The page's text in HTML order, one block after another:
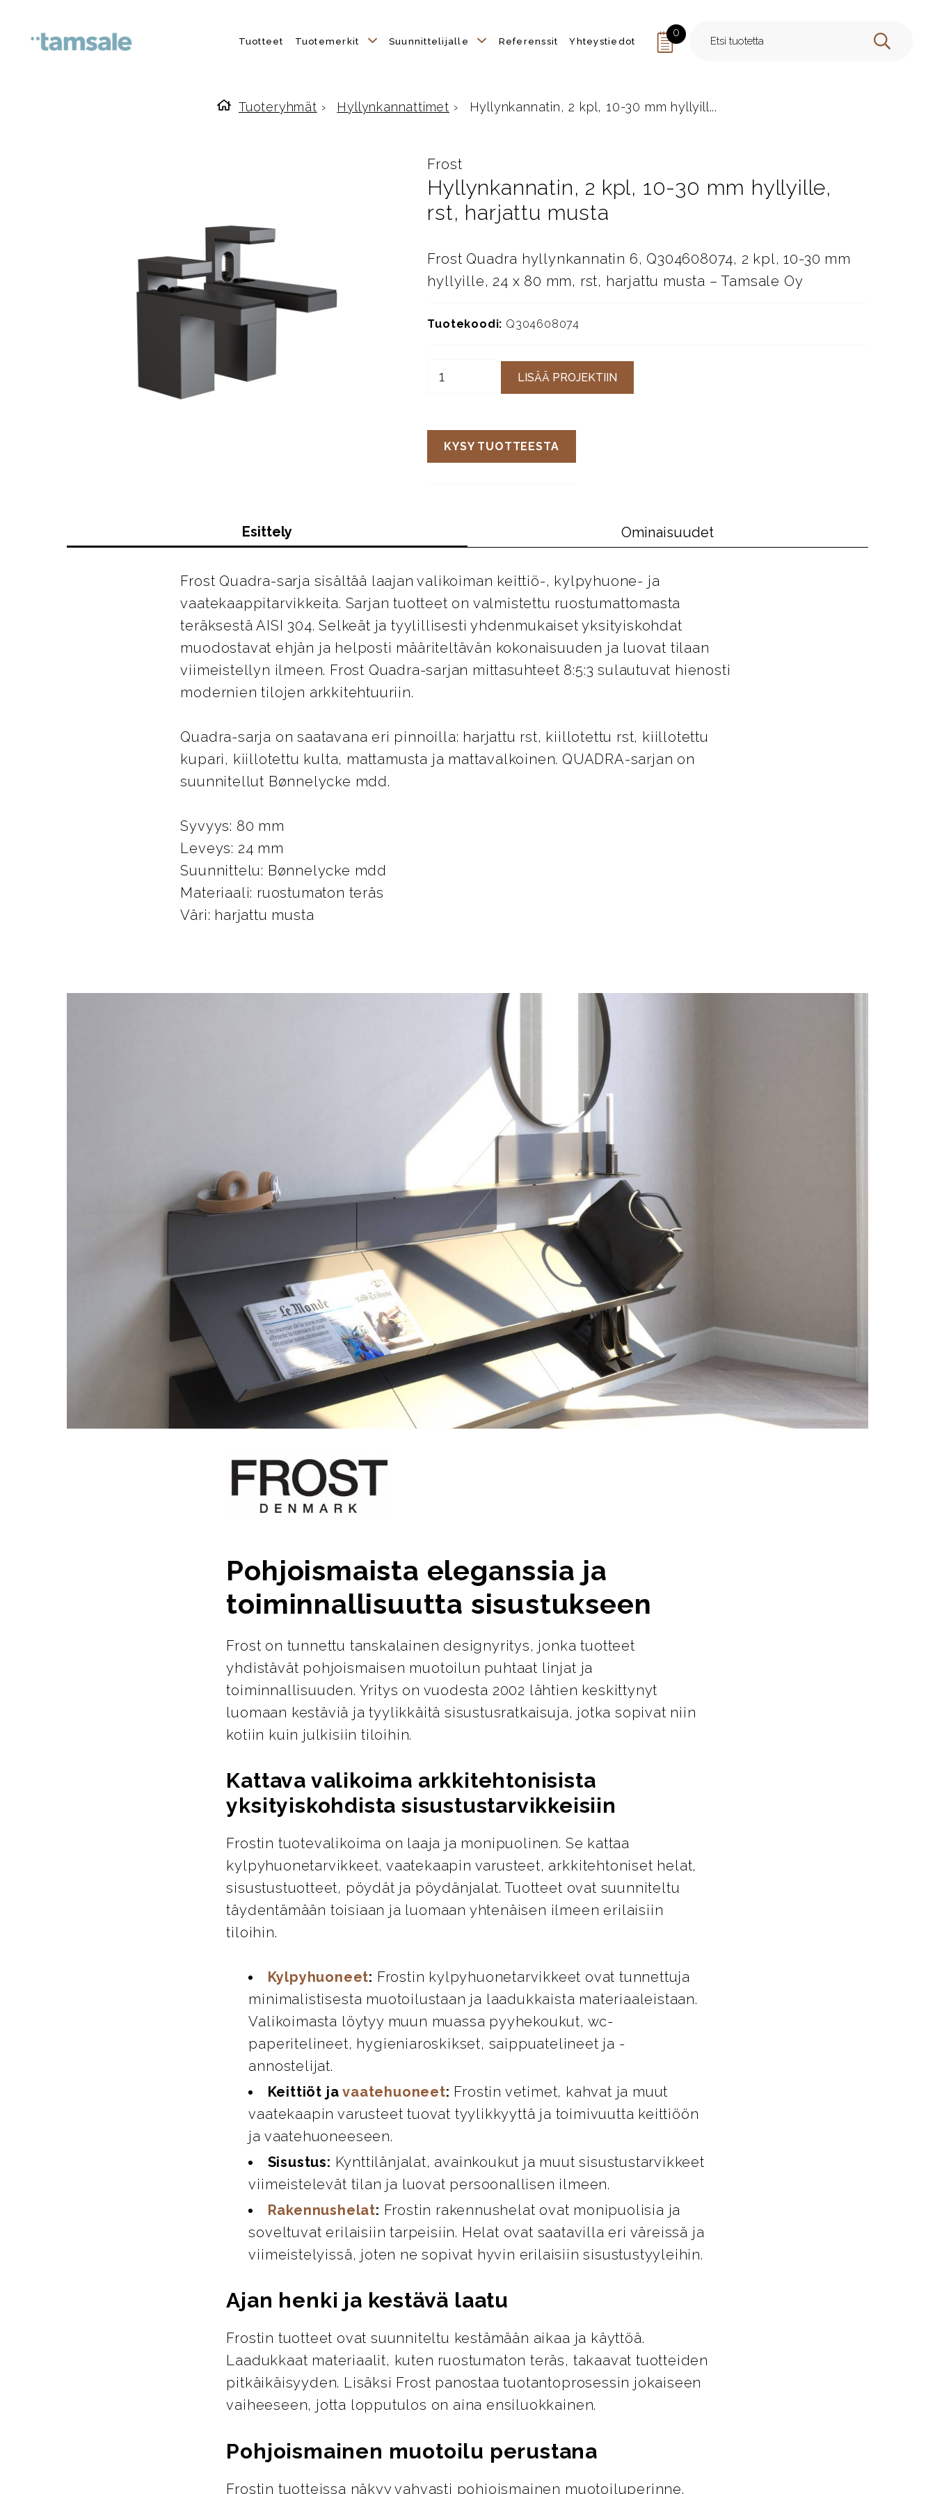
Tuotteet Tuotemerkit Suunnittelijalle Referenssit Yhteystiedot
0
HAE
Etusivulle
Tuoteryhmät › Hyllynkannattimet › Hyllynkannatin, 2 kpl, 10-30 mm hyllyill...
Frost
Hyllynkannatin, 2 kpl, 10-30 mm hyllyille,
rst, harjattu musta
Frost Quadra hyllynkannatin 6, Q304608074, 2 kpl, 10-30 mm
hyllyille, 24 x 80 mm, rst, harjattu musta – Tamsale Oy
Tuotekoodi: Q304608074
LISÄÄ PROJEKTIIN
KYSY TUOTTEESTA
Esittely Ominaisuudet
Frost Quadra-sarja sisältää laajan valikoiman keittiö-, kylpyhuone- ja
vaatekaappitarvikkeita. Sarjan tuotteet on valmistettu ruostumattomasta
teräksestä AISI 304. Selkeät ja tyylillisesti yhdenmukaiset yksityiskohdat
muodostavat ehjän ja helposti määriteltävän kokonaisuuden ja luovat tilaan
viimeistellyn ilmeen. Frost Quadra-sarjan mittasuhteet 8:5:3 sulautuvat hienosti
modernien tilojen arkkitehtuuriin.
Quadra-sarja on saatavana eri pinnoilla: harjattu rst, kiillotettu rst, kiillotettu
kupari, kiillotettu kulta, mattamusta ja mattavalkoinen. QUADRA-sarjan on
suunnitellut Bønnelycke mdd.
Syvyys: 80 mm
Leveys: 24 mm
Suunnittelu: Bønnelycke mdd
Materiaali: ruostumaton teräs
Väri: harjattu musta
Pohjoismaista eleganssia ja
toiminnallisuutta sisustukseen
Frost on tunnettu tanskalainen designyritys, jonka tuotteet
yhdistävät pohjoismaisen muotoilun puhtaat linjat ja
toiminnallisuuden. Yritys on vuodesta 2002 lähtien keskittynyt
luomaan kestäviä ja tyylikkäitä sisustusratkaisuja, jotka sopivat niin
kotiin kuin julkisiin tiloihin.
Kattava valikoima arkkitehtonisista
yksityiskohdista sisustustarvikkeisiin
Frostin tuotevalikoima on laaja ja monipuolinen. Se kattaa
kylpyhuonetarvikkeet, vaatekaapin varusteet, arkkitehtoniset helat,
sisustustuotteet, pöydät ja pöydänjalat. Tuotteet ovat suunniteltu
täydentämään toisiaan ja luomaan yhtenäisen ilmeen erilaisiin
tiloihin.
Kylpyhuoneet: Frostin kylpyhuonetarvikkeet ovat tunnettuja
minimalistisesta muotoilustaan ja laadukkaista materiaaleistaan.
Valikoimasta löytyy muun muassa pyyhekoukut, wc-
paperitelineet, hygieniaroskikset, saippuatelineet ja -
annostelijat.
Keittiöt javaatehuoneet: Frostin vetimet, kahvat ja muut
vaatekaapin varusteet tuovat tyylikkyyttä ja toimivuutta keittiöön
ja vaatehuoneeseen.
Sisustus: Kynttilänjalat, avainkoukut ja muut sisustustarvikkeet
viimeistelevät tilan ja luovat persoonallisen ilmeen.
Rakennushelat: Frostin rakennushelat ovat monipuolisia ja
soveltuvat erilaisiin tarpeisiin. Helat ovat saatavilla eri väreissä ja
viimeistelyissä, joten ne sopivat hyvin erilaisiin sisustustyyleihin.
Ajan henki ja kestävä laatu
Frostin tuotteet ovat suunniteltu kestämään aikaa ja käyttöä.
Laadukkaat materiaalit, kuten ruostumaton teräs, takaavat tuotteiden
pitkäikäisyyden. Lisäksi Frost panostaa tuotantoprosessin jokaiseen
vaiheeseen, jotta lopputulos on aina ensiluokkainen.
Pohjoismainen muotoilu perustana
Frostin tuotteissa näkyy vahvasti pohjoismainen muotoiluperinne.